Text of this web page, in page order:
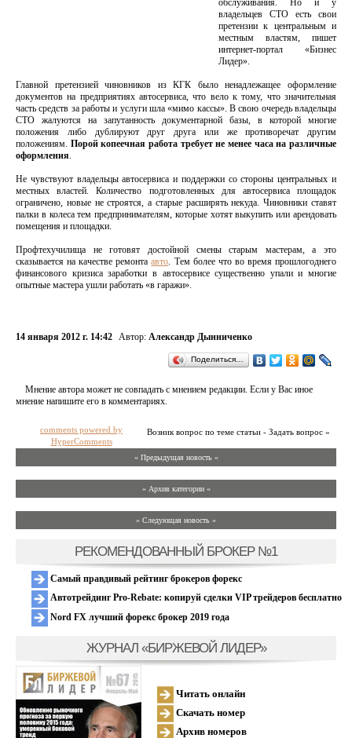
обслуживания. Но и у
владельцев СТО есть свои
претензии к центральным и
местным властям, пишет
интернет-портал «Бизнес
Лидер».
Главной претензией чиновников из КГК было ненадлежащее оформление
документов на предприятиях автосервиса, что вело к тому, что значительная
часть средств за работы и услуги шла «мимо кассы». В свою очередь владельцы
СТО жалуются на запутанность документарной базы, в которой многие
положения либо дублируют друг друга или же противоречат другим
положениям. Порой копеечная работа требует не менее часа на различные
оформления.
Не чувствуют владельцы автосервиса и поддержки со стороны центральных и
местных властей. Количество подготовленных для автосервиса площадок
ограничено, новые не строятся, а старые расширять некуда. Чиновники ставят
палки в колеса тем предпринимателям, которые хотят выкупить или арендовать
помещения и площадки.
Профтехучилища не готовят достойной смены старым мастерам, а это
сказывается на качестве ремонтаавто. Тем более что во время прошлогоднего
финансового кризиса заработки в автосервисе существенно упали и многие
опытные мастера ушли работать «в гаражи».
14 января 2012 г. 14:42 Автор: Александр Дынниченко
Поделиться…
Мнение автора может не совпадать с мнением редакции. Если у Вас иное
мнение напишите его в комментариях.
Возник вопрос по теме статьи - Задать вопрос »
comments powered by
HyperComments
« Предыдущая новость «
» Архив категории «
» Следующая новость »
РЕКОМЕНДОВАННЫЙ БРОКЕР №1
Самый правдивый рейтинг брокеров форекс
Автотрейдинг Pro-Rebate: копируй сделки VIP трейдеров бесплатно
Nord FX лучший форекс брокер 2019 года
ЖУРНАЛ «БИРЖЕВОЙ ЛИДЕР»
Читать онлайн
Скачать номер
Архив номеров